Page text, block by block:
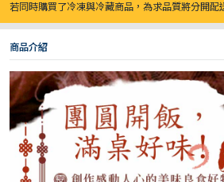
若同時購買了冷凍與冷藏商品，為求品質將分開配
商品介紹